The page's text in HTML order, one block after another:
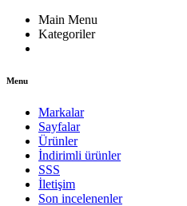
Main Menu
Kategoriler
Menu
Markalar
Sayfalar
Ürünler
İndirimli ürünler
SSS
İletişim
Son incelenenler